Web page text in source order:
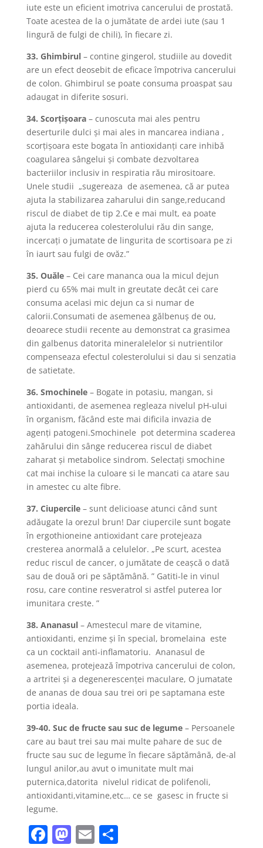
iute este un eficient imotriva cancerului de prostată.
Toate acestea de la o jumătate de ardei iute (sau 1
lingură de fulgi de chili), în fiecare zi.
33. Ghimbirul– contine gingerol, studiile au dovedit
are un efect deosebit de eficace împotriva cancerului
de colon. Ghimbirul se poate consuma proaspat sau
adaugat in diferite sosuri.
34. Scorţişoara– cunoscuta mai ales pentru
deserturile dulci şi mai ales in mancarea indiana ,
scorţişoara este bogata în antioxidanţi care inhibă
coagularea sângelui şi combate dezvoltarea
bacteriilor inclusiv in respiratia rău mirositoare.
Unele studii „sugereaza de asemenea, că ar putea
ajuta la stabilizarea zaharului din sange,reducand
riscul de diabet de tip 2.Ce e mai mult, ea poate
ajuta la reducerea colesterolului rău din sange,
incercaţi o jumatate de lingurita de scortisoara pe zi
în iaurt sau fulgi de ovăz.”
35. Ouăle– Cei care mananca oua la micul dejun
pierd cu 65% mai mult in greutate decât cei care
consuma acelasi mic dejun ca si numar de
calorii.Consumati de asemenea gălbenuş de ou,
deoarece studii recente au demonstrat ca grasimea
din galbenus datorita mineralelelor si nutrientilor
compenseaza efectul colesterolului si dau si senzatia
de satietate.
36. Smochinele– Bogate in potasiu, mangan, si
antioxidanti, de asemenea regleaza nivelul pH-ului
în organism, făcând este mai dificila invazia de
agenţi patogeni.Smochinele pot determina scaderea
zahărului din sânge reducerea riscul de diabet
zaharat şi metabolice sindrom. Selectaţi smochine
cat mai inchise la culoare si le mancati ca atare sau
in amestec cu alte fibre.
37. Ciupercile– sunt delicioase atunci când sunt
adăugate la orezul brun! Dar ciupercile sunt bogate
în ergothioneine antioxidant care protejeaza
cresterea anormală a celulelor. „Pe scurt, acestea
reduc riscul de cancer, o jumătate de ceaşcă o dată
sau de două ori pe săptămână. ” Gatiti-le in vinul
rosu, care contine resveratrol si astfel puterea lor
imunitara creste. ”
38. Ananasul– Amestecul mare de vitamine,
antioxidanti, enzime şi în special, bromelaina este
ca un cocktail anti-inflamatoriu. Ananasul de
asemenea, protejează împotriva cancerului de colon,
a artritei şi a degenerescenţei maculare, O jumatate
de ananas de doua sau trei ori pe saptamana este
portia ideala.
39-40. Suc de fructe sau suc de legume– Persoanele
care au baut trei sau mai multe pahare de suc de
fructe sau suc de legume în fiecare săptămână, de-al
lungul anilor,au avut o imunitate mult mai
puternica,datorita nivelul ridicat de polifenoli,
antioxidanti,vitamine,etc… ce se gasesc in fructe si
legume.
F M E P